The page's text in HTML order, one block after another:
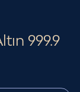
999.9